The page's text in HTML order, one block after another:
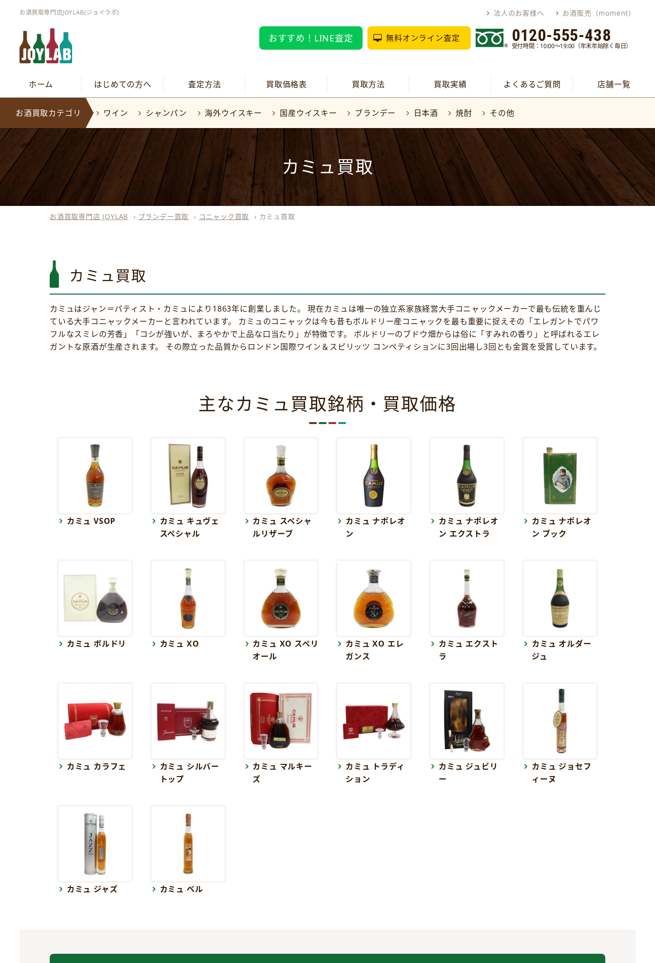
お酒買取専門店JOYLAB(ジョイラボ) 法人のお客様へ お酒販売（moment）
おすすめ！LINE査定 無料オンライン査定 0120-555-438
受付時間：10:00～19:00（年末年始除く毎日）
ホーム はじめての方へ 査定方法 買取価格表 買取方法 買取実績 よくあるご質問 店舗一覧
お酒買取カテゴリ ワイン シャンパン 海外ウイスキー 国産ウイスキー ブランデー 日本酒 焼酎 その他
カミュ買取
お酒買取専門店 JOYLAB › ブランデー買取 › コニャック買取 › カミュ買取
カミュ買取
カミュはジャン＝パティスト・カミュにより1863年に創業しました。 現在カミュは唯一の独立系家族経営大手コニャックメーカーで最も伝統を重んじ
ている大手コニャックメーカーと言われています。 カミュのコニャックは今も昔もボルドリー産コニャックを最も重要に捉えその「エレガントでパワ
フルなスミレの芳香」「コシが強いが、まろやかで上品な口当たり」が特徴です。 ボルドリーのブドウ畑からは俗に「すみれの香り」と呼ばれるエレ
ガントな原酒が生産されます。 その際立った品質からロンドン国際ワイン＆スピリッツ コンペティションに3回出場し3回とも金賞を受賞しています。
主なカミュ買取銘柄・買取価格
カミュ VSOP
カミュ キュヴェ
スペシャル
カミュ スペシャ
ルリザーブ
カミュ ナポレオ
ン
カミュ ナポレオ
ン エクストラ
カミュ ナポレオ
ン ブック
カミュ ボルドリ カミュ XO
カミュ XO スペリ
オール
カミュ XO エレ
ガンス
カミュ エクスト
ラ
カミュ オルダー
ジュ
カミュ カラフェ
カミュ シルバー
トップ
カミュ マルキー
ズ
カミュ トラディ
ション
カミュ ジュビリ
ー
カミュ ジョセフ
ィーヌ
カミュ ジャズ カミュ ベル